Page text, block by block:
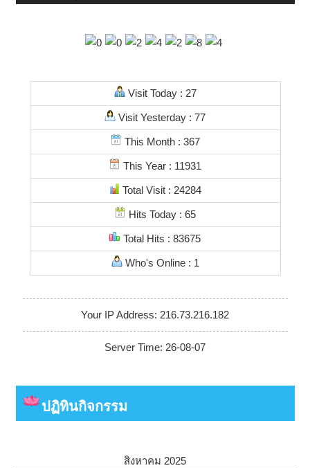
Visit Today : 27
Visit Yesterday : 77
This Month : 367
This Year : 11931
Total Visit : 24284
Hits Today : 65
Total Hits : 83675
Who's Online : 1
Your IP Address: 216.73.216.182
Server Time: 26-08-07
ปฏิทินกิจกรรม
สิงหาคม 2025